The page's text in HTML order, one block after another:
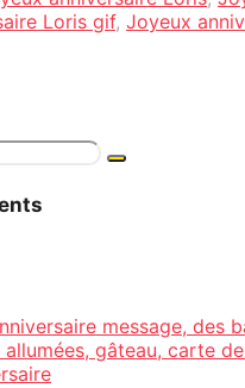
Loris gif, Joyeux
message, des
allumées, gâteau, carte